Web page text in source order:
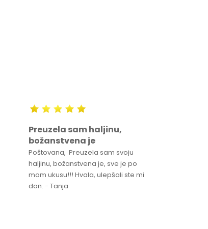
Preuzela sam haljinu,
božanstvena je
Poštovana, Preuzela sam svoju
haljinu, božanstvena je, sve je po
mom ukusu!!! Hvala, ulepšali ste mi
dan. - Tanja